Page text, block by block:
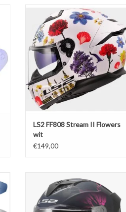
LS2 FF808 Stream II Flowers wit
TOEVOEGEN AAN WINKELWAGEN
LS2 FF808 Stream II Flowers
wit
€149,00
LS2 FF818 Storm III Burst matt
zwart / roze
TOEVOEGEN AAN WINKELWAGEN